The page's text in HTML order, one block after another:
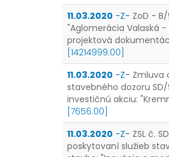
11.03.2020 -Z- ZoD -
"Aglomerácia Valaská
projektová
[14214999.00]
11.03.2020 -Z- Zmluva
stavebného dozoru
investičnú akciu:
[7656.00]
11.03.2020 -Z- ZSL č.
poskytovaní služieb